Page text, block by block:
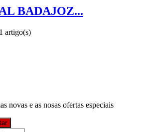
BADAJOZ...
artigo(s)
novas e as nosas ofertas especiais